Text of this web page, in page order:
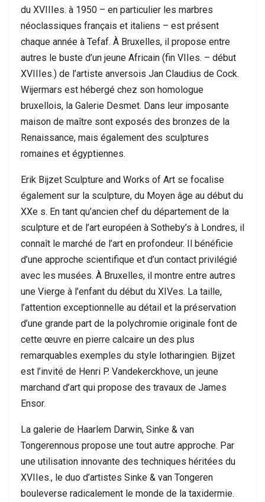
du XVIIIes. à 1950 – en particulier les marbres
néoclassiques français et italiens – est présent
chaque année à Tefaf. À Bruxelles, il propose entre
autres le buste d’un jeune Africain (fin VIIes. – début
XVIIIes.) de l’artiste anversois Jan Claudius de Cock.
Wijermars est hébergé chez son homologue
bruxellois, la Galerie Desmet. Dans leur imposante
maison de maître sont exposés des bronzes de la
Renaissance, mais également des sculptures
romaines et égyptiennes.
Erik Bijzet Sculpture and Works of Art se focalise
également sur la sculpture, du Moyen âge au début du
XXe s. En tant qu’ancien chef du département de la
sculpture et de l’art européen à Sotheby’s à Londres, il
connaît le marché de l’art en profondeur. Il bénéficie
d’une approche scientifique et d’un contact privilégié
avec les musées. À Bruxelles, il montre entre autres
une Vierge à l’enfant du début du XIVes. La taille,
l’attention exceptionnelle au détail et la préservation
d’une grande part de la polychromie originale font de
cette œuvre en pierre calcaire un des plus
remarquables exemples du style lotharingien. Bijzet
est l’invité de Henri P. Vandekerckhove, un jeune
marchand d’art qui propose des travaux de James
Ensor.
La galerie de Haarlem Darwin, Sinke & van
Tongerennous propose une tout autre approche. Par
une utilisation innovante des techniques héritées du
XVIIes., le duo d’artistes Sinke & van Tongeren
bouleverse radicalement le monde de la taxidermie.